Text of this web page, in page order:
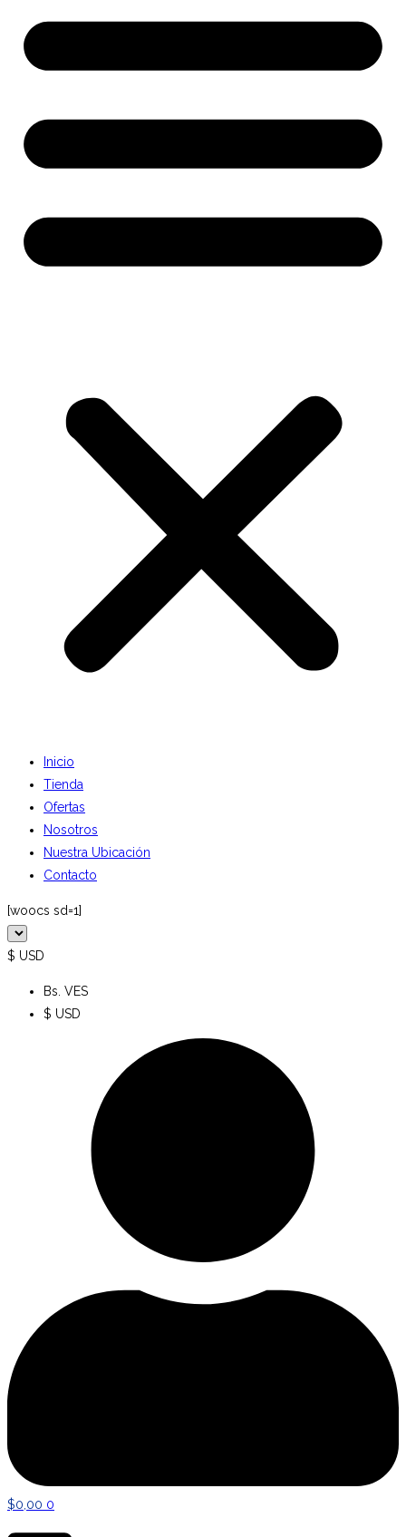
Inicio
Tienda
Ofertas
Nosotros
Nuestra Ubicación
Contacto
[woocs sd=1]
$ USD
Bs. VES
$ USD
$0,00 0